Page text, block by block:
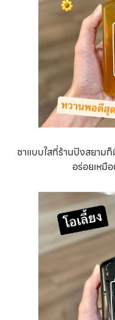
ชาแบบใสที่ร้านปังสยาม
อร่อยเหมื